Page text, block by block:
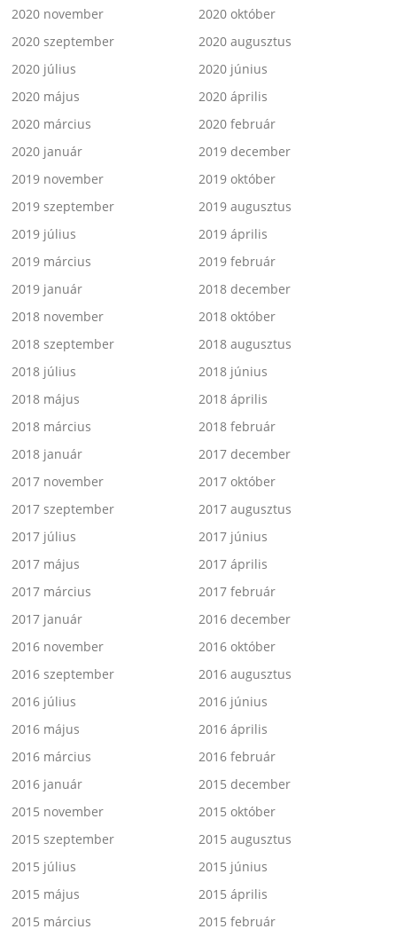
2020 november
2020 október
2020 szeptember
2020 augusztus
2020 július
2020 június
2020 május
2020 április
2020 március
2020 február
2020 január
2019 december
2019 november
2019 október
2019 szeptember
2019 augusztus
2019 július
2019 április
2019 március
2019 február
2019 január
2018 december
2018 november
2018 október
2018 szeptember
2018 augusztus
2018 július
2018 június
2018 május
2018 április
2018 március
2018 február
2018 január
2017 december
2017 november
2017 október
2017 szeptember
2017 augusztus
2017 július
2017 június
2017 május
2017 április
2017 március
2017 február
2017 január
2016 december
2016 november
2016 október
2016 szeptember
2016 augusztus
2016 július
2016 június
2016 május
2016 április
2016 március
2016 február
2016 január
2015 december
2015 november
2015 október
2015 szeptember
2015 augusztus
2015 július
2015 június
2015 május
2015 április
2015 március
2015 február